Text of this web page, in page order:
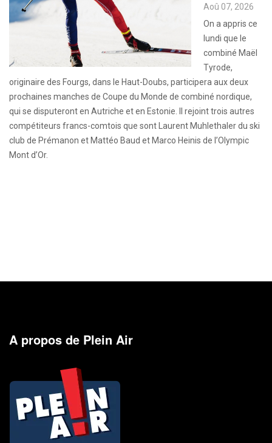
Aoû 07, 2026
On a appris ce
lundi que le
combiné Maël
Tyrode,
originaire des Fourgs, dans le Haut-Doubs, participera aux deux
prochaines manches de Coupe du Monde de combiné nordique,
qui se disputeront en Autriche et en Estonie. Il rejoint trois autres
compétiteurs francs-comtois que sont Laurent Muhlethaler du ski
club de Prémanon et Mattéo Baud et Marco Heinis de l’Olympic
Mont d’Or.
A propos de Plein Air